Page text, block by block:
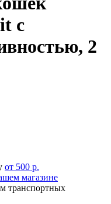
с
2
от 500 р.
магазине
транспортных